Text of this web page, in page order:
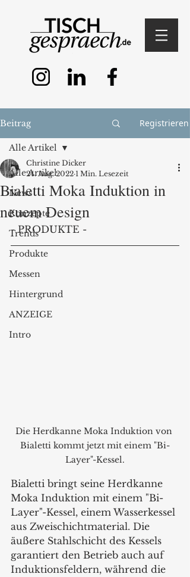
Beitrag Registrieren
Alle Artikel
News
Konzepte
Trends
Produkte
Messen
Hintergrund
ANZEIGE
Intro
Alle Artikel
Bialetti Moka Induktion in
neuem Design
Christine Dicker
24. Aug. 2022 1 Min. Lesezeit
- PRODUKTE -
Die Herdkanne Moka Induktion von
Bialetti kommt jetzt mit einem "Bi-
Layer"-Kessel.
Bialetti bringt seine Herdkanne
Moka Induktion mit einem "Bi-
Layer"-Kessel, einem Wasserkessel
aus Zweischichtmaterial. Die
äußere Stahlschicht des Kessels
garantiert den Betrieb auch auf
Induktionsfeldern, während die